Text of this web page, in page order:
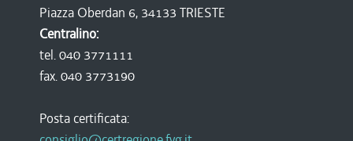
Piazza Oberdan 6, 34133 TRIESTE
Centralino:
tel. 040 3771111
fax. 040 3773190
Posta certificata: